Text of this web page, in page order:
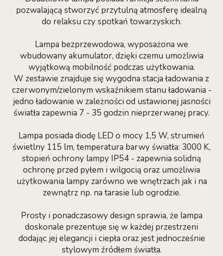
pozwalającą stworzyć przytulną atmosferę idealną
do relaksu czy spotkań towarzyskich.
Lampa bezprzewodowa, wyposażona we
wbudowany akumulator, dzięki czemu umożliwia
wyjątkową mobilność podczas użytkowania.
W zestawie znajduje się wygodna stacja ładowania z
czerwonym/zielonym wskaźnikiem stanu ładowania -
jedno ładowanie w zależności od ustawionej jasności
światła zapewnia 7 - 35 godzin nieprzerwanej pracy.
Lampa posiada diodę LED o mocy 1,5 W, strumień
świetlny 115 lm, temperatura barwy światła: 3000 K,
stopień ochrony lampy IP54 - zapewnia solidną
ochronę przed pyłem i wilgocią oraz umożliwia
użytkowania lampy zarówno we wnętrzach jak i na
zewnątrz np. na tarasie lub ogrodzie.
Prosty i ponadczasowy design sprawia, że lampa
doskonale prezentuje się w każdej przestrzeni
dodając jej elegancji i ciepła oraz jest jednocześnie
stylowym źródłem światła.